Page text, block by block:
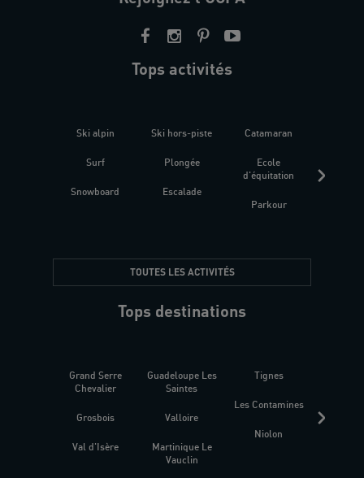
Tops activités
Ski alpin
Surf
Snowboard
Ski hors-piste
Plongée
Escalade
Catamaran
Ecole
d'équitation
Parkour
TOUTES LES ACTIVITÉS
Tops destinations
Grand Serre
Chevalier
Grosbois
Val d'Isère
Guadeloupe Les
Saintes
Valloire
Martinique Le
Vauclin
Tignes
Les Contamines
Niolon